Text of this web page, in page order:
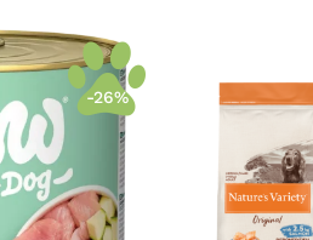
-26%